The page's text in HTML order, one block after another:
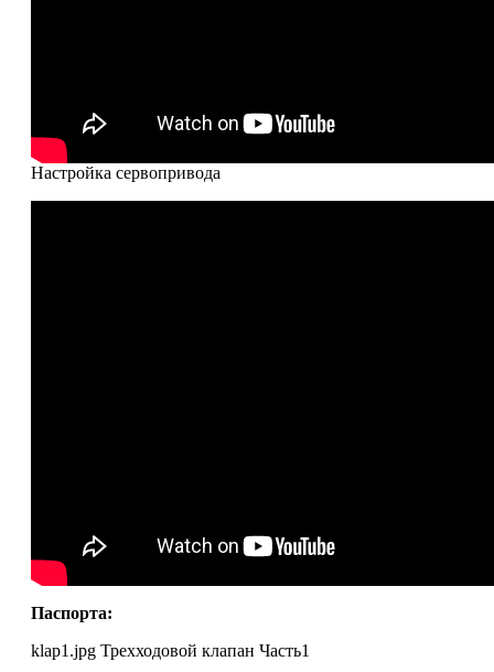
Настройка сервопривода
Паспорта:
klap1.jpg Трехходовой клапан Часть1